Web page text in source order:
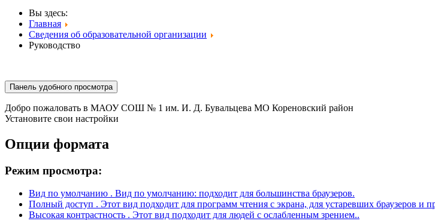
Вы здесь:
Главная
Сведения об образовательной организации
Руководство
Панель удобного просмотра
Добро пожаловать в МАОУ СОШ № 1 им. И. Д. Бувальцева МО Кореновский район
Установите свои настройки
Опции формата
Режим просмотра:
Вид по умолчанию . Вид по умолчанию: подходит для большинства браузеров.
Полный доступ . Этот вид подходит для программ чтения с экрана, для устаревших браузеров и
Высокая контрастность . Этот вид подходит для людей с ослабленным зрением..